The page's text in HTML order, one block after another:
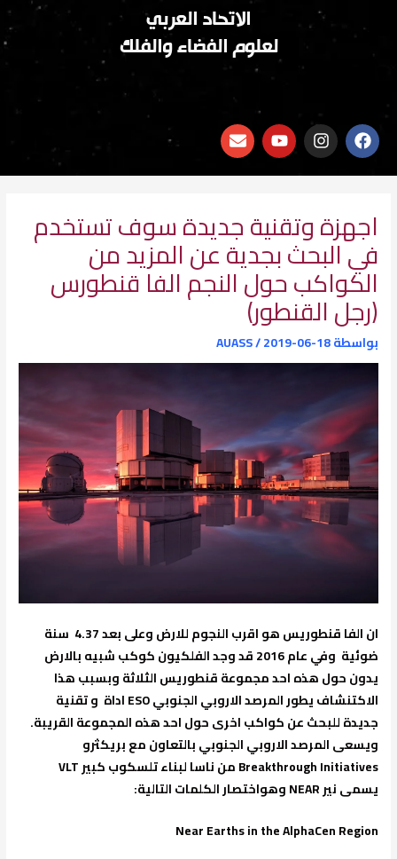
الاتحاد العربي
لعلوم الفضاء والفلك
F
a
c
e
o
o
k
I
n
s
t
g
r
a
m
Y
o
u
t
b
e
E
n
v
e
o
p
e
اجهزة وتقنية جديدة سوف تستخدم
في البحث بجدية عن المزيد من
الكواكب حول النجم الفا قنطورس
(رجل القنطور)
بواسطة AUASS/2019-06-18
ان الفا قنطوريس هو اقرب النجوم للارض وعلى بعد 4.37 سنة
ضوئية وفي عام 2016 قد وجد الفلكيون كوكب شبيه بالارض
يدون حول هذه احد مجموعة قنطوريس الثلاثة وبسبب هذا
الاكتنشاف يطور المرصد الاروبي الجنوبي ESO اداة و تقنية
جديدة للبحث عن كواكب اخرى حول احد هذه المجموعة القريبة.
ويسعى المرصد الاروبي الجنوبي بالتعاون مع بريكثرو
Breakthrough Initiatives من ناسا لبناء تلسكوب كبير VLT
يسمى نير NEAR وهواختصار الكلمات التالية:
Near Earths in the AlphaCen Region